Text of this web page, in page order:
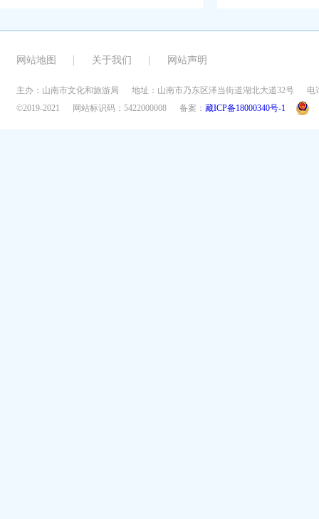
网站地图 关于我们 网站声明
主办：山南市文化和旅游局 地址：山南市乃东区泽当街道湖北大道32号
电
©2019-2021
网站标识码：5422000008 备案： 藏ICP备18000340号-1